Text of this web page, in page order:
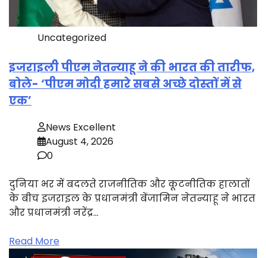
Uncategorized
इजराइली पीएम नेतन्याहू ने की भारत की तारीफ,
बोले- ‘पीएम मोदी हमारे सबसे अच्छे दोस्तों में से
एक’
News Excellent
August 4, 2026
0
दुनिया भर में बदलते राजनीतिक और कूटनीतिक हालातों
के बीच इजराइल के प्रधानमंत्री बेंजामिन नेतन्याहू ने भारत
और प्रधानमंत्री नरेंद्र…
Read More